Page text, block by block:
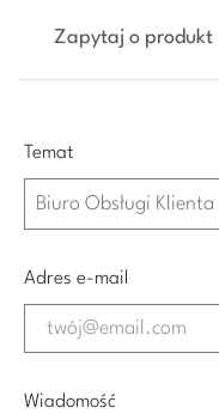
Zapytaj o produkt
Temat
Adres e-mail
Wiadomość